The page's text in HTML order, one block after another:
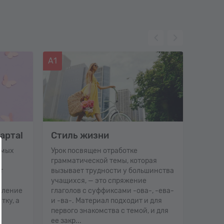
а
А1
Стиль жизни
Урок посвящен отработке
грамматической темы, которая
вызывает трудности у большинства
учащихся, — это спряжение
глаголов с суффиксами -ова-, -ева-
и -ва-. Материал подходит и для
первого знакомства с темой, и для
ее закр...